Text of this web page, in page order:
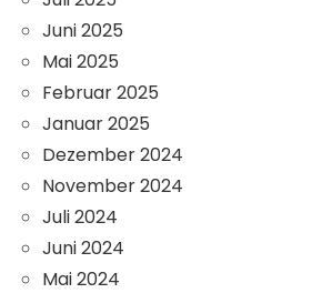
Juni 2025
Mai 2025
Februar 2025
Januar 2025
Dezember 2024
November 2024
Juli 2024
Juni 2024
Mai 2024